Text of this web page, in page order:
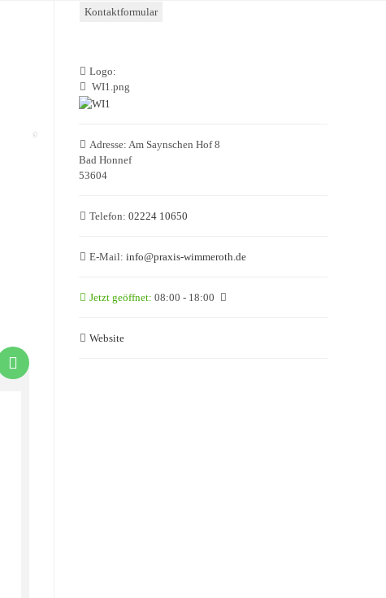
Kontaktformular
Logo:
WI1.png
Adresse: Am Saynschen Hof 8
Bad Honnef
53604
Telefon: 02224 10650
E-Mail: info@praxis-wimmeroth.de
Jetzt geöffnet: 08:00 - 18:00
Website